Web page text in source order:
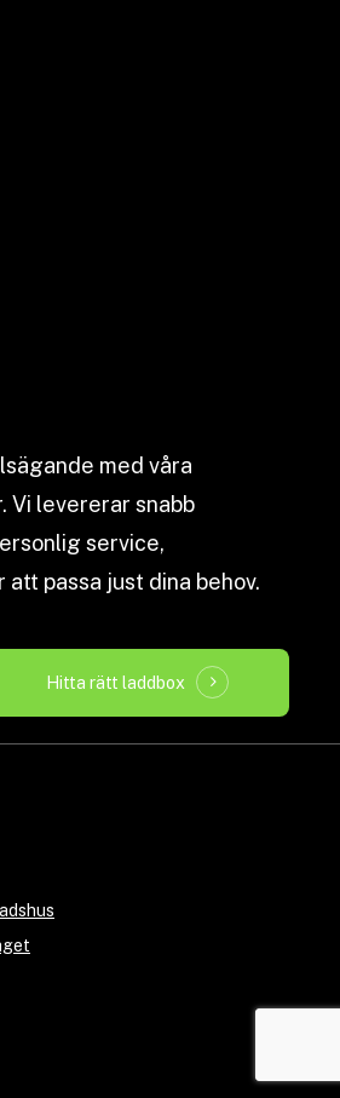
med våra
Vi levererar snabb
service,
passa just dina behov.
Hitta rätt laddbox